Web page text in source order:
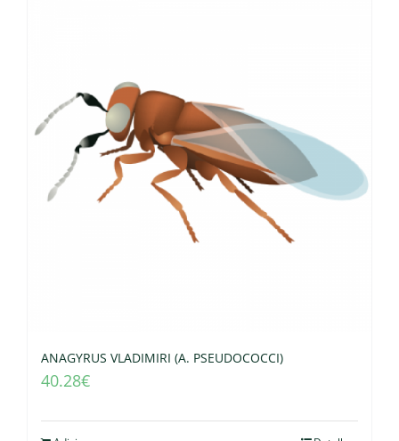
ANAGYRUS VLADIMIRI (A. PSEUDOCOCCI)
40.28€